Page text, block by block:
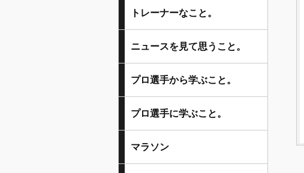
トレーナーなこと。
ニュースを見て思うこと。
プロ選手から学ぶこと。
プロ選手に学ぶこと。
マラソン